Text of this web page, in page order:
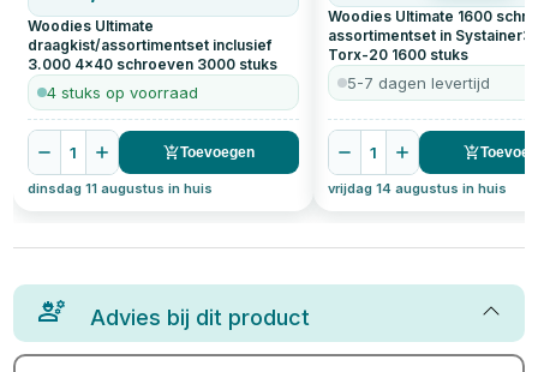
Woodies Ultimate
draagkist/assortimentset inclusief
3.000 4x40 schroeven 3000 stuks
4 stuks op voorraad
1 Toevoegen
dinsdag 11 augustus in huis
Woodies Ultimate 1600
assortimentset in Systainer3
Torx-20 1600 stuks
5-7 dagen levertijd
1
vrijdag 14 augustus in huis
Advies bij dit product